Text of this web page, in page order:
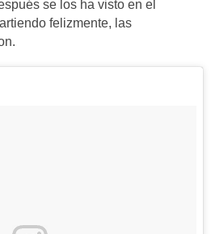
se los ha visto en el
felizmente, las